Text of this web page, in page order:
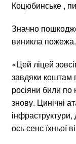
Коцюбинське ,
Значно
виникла
«Цей ліцей
завдяки коштам
росіяни били
знову. Цинічні
ось сенс їхньої